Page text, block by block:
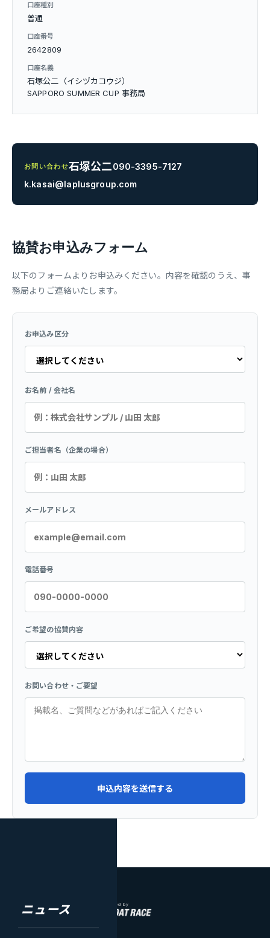
口座種別
普通
口座番号
2642809
口座名義
石塚公二（イシヅカコウジ）
SAPPORO SUMMER CUP 事務局
お問い合わせ石塚公二090-3395-7127
k.kasai@laplusgroup.com
協賛お申込みフォーム
以下のフォームよりお申込みください。内容を確認のうえ、事
務局よりご連絡いたします。
お申込み区分
お名前 / 会社名
ご担当者名（企業の場合）
メールアドレス
電話番号
ご希望の協賛内容
お問い合わせ・ご要望
申込内容を送信する
MIZUNO CUP
in SAPPORO
SAPPORO SUMMER CUP
supported by
ニュース